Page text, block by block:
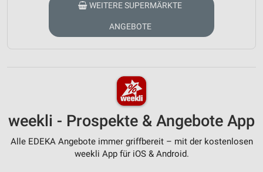
WEITERE SUPERMÄRKTE
ANGEBOTE
weekli - Prospekte & Angebote App
Alle EDEKA Angebote immer griffbereit – mit der kostenlosen
weekli App für iOS & Android.